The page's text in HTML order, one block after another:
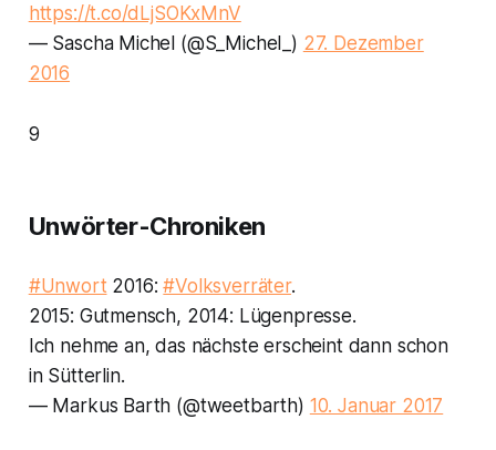
https://t.co/dLjSOKxMnV
— Sascha Michel (@S_Michel_) 27. Dezember
2016
9
Unwörter-Chroniken
#Unwort 2016:#Volksverräter.
2015: Gutmensch, 2014: Lügenpresse.
Ich nehme an, das nächste erscheint dann schon
in Sütterlin.
— Markus Barth (@tweetbarth) 10. Januar 2017